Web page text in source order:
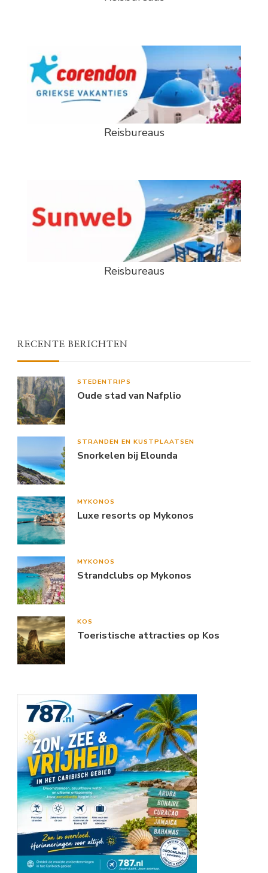
Reisbureaus
Reisbureaus
RECENTE BERICHTEN
STEDENTRIPS
Oude stad van Nafplio
STRANDEN EN KUSTPLAATSEN
Snorkelen bij Elounda
MYKONOS
Luxe resorts op Mykonos
MYKONOS
Strandclubs op Mykonos
KOS
Toeristische attracties op Kos